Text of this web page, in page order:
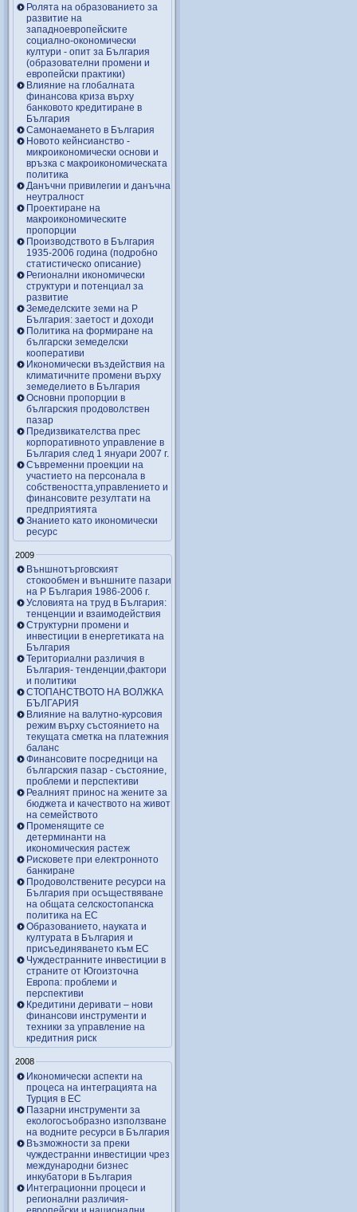
Ролята на образованието за
развитие на
западноевропейските
социално-окономически
култури - опит за България
(образователни промени и
европейски практики)
Влияние на глобалната
финансова криза върху
банковото кредитиране в
България
Самонаемането в България
Новото кейнсианство -
микроикономически основи и
връзка с макроикономическата
политика
Данъчни привилегии и данъчна
неутралност
Проектиране на
макроикономическите
пропорции
Производството в България
1935-2006 година (подробно
статистическо описание)
Регионални икономически
структури и потенциал за
развитие
Земеделските земи на Р
България: заетост и доходи
Политика на формиране на
български земеделски
кооперативи
Икономически въздействия на
климатичните промени върху
земеделието в България
Основни пропорции в
българския продоволствен
пазар
Предизвикателства прес
корпоративното управление в
България след 1 януари 2007 г.
Съвременни проекции на
участието на персонала в
собствеността,управлението и
финансовите резултати на
предприятията
Знанието като икономически
ресурс
2009
Външнотърговският
стокообмен и външните пазари
на Р България 1986-2006 г.
Условията на труд в България:
тенценции и взаимодействия
Структурни промени и
инвестиции в енергетиката на
България
Териториални различия в
България- тенденции,фактори
и политики
СТОПАНСТВОТО НА ВОЛЖКА
БЪЛГАРИЯ
Влияние на валутно-курсовия
режим върху състоянието на
текущата сметка на платежния
баланс
Финансовите посредници на
българския пазар - състояние,
проблеми и перспективи
Реалният принос на жените за
бюджета и качеството на живот
на семейството
Променящите се
детерминанти на
икономическия растеж
Рисковете при електронното
банкиране
Продоволствените ресурси на
България при осъществяване
на общата селскостопанска
политика на ЕС
Образованието, науката и
културата в България и
присъединяването към ЕС
Чуждестранните инвестиции в
страните от Югоизточна
Европа: проблеми и
перспективи
Кредитини деривати – нови
финансови инструменти и
техники за управление на
кредитния риск
2008
Икономически аспекти на
процеса на интеграцията на
Турция в ЕС
Пазарни инструменти за
екологосъобразно използване
на водните ресурси в България
Възможности за преки
чуждестранни инвестиции чрез
международни бизнес
инкубатори в България
Интеграционни процеси и
регионални различия-